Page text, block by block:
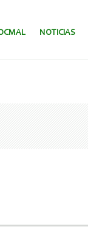
NOTICIAS